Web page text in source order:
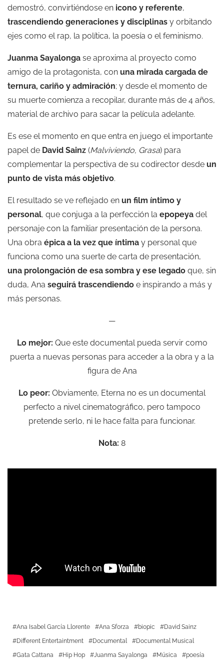
demostró, convirtiéndose en icono y referente,
trascendiendo generaciones y disciplinas y orbitando
ejes como el rap, la política, la poesía o el feminismo.
Juanma Sayalonga se aproxima al proyecto como
amigo de la protagonista, con una mirada cargada de
ternura, cariño y admiración; y desde el momento de
su muerte comienza a recopilar, durante más de 4 años,
material de archivo para sacar la película adelante.
Es ese el momento en que entra en juego el importante
papel de David Sainz (Malviviendo, Grasa) para
complementar la perspectiva de su codirector desde un
punto de vista más objetivo.
El resultado se ve reflejado en un film íntimo y
personal, que conjuga a la perfección la epopeya del
personaje con la familiar presentación de la persona.
Una obra épica a la vez que íntima y personal que
funciona como una suerte de carta de presentación,
una prolongación de esa sombra y ese legado que, sin
duda, Ana seguirá trascendiendo e inspirando a más y
más personas.
—
Lo mejor: Que este documental pueda servir como
puerta a nuevas personas para acceder a la obra y a la
figura de Ana
Lo peor: Obviamente, Eterna no es un documental
perfecto a nivel cinematográfico, pero tampoco
pretende serlo, ni le hace falta para funcionar.
Nota: 8
Ana Isabel García Llorente Ana Sforza biopic
David Sainz
Different Entertaintment
Documental
Documental Musical
Gata Cattana
Hip Hop Juanma Sayalonga Música poesía